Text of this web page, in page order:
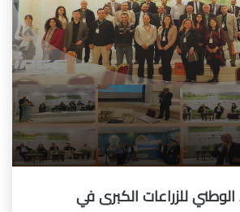
للزراعات الكبرى في